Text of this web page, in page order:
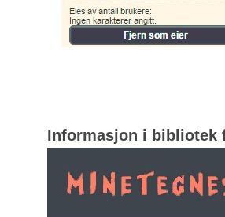
Informasjon i bibliotek